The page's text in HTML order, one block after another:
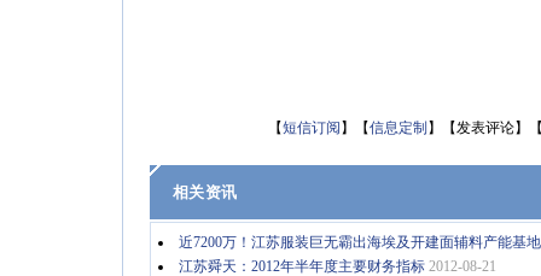
【短信订阅 】【信息定制 】【发表评论】
相关资讯
近7200万！江苏服装巨无霸出海埃及开建面辅料产能基地
江苏舜天：2012年半年度主要财务指标 2012-08-21